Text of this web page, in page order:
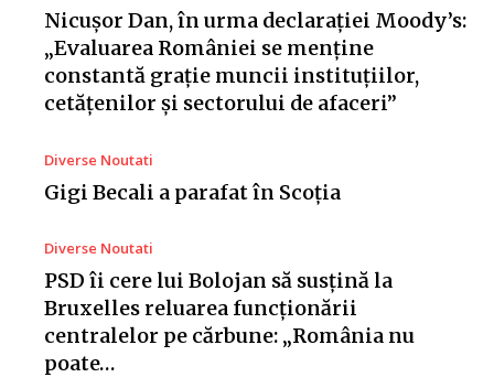
Nicușor Dan, în urma declarației Moody’s:
„Evaluarea României se menține
constantă grație muncii instituțiilor,
cetățenilor și sectorului de afaceri”
Diverse Noutati
Gigi Becali a parafat în Scoția
Diverse Noutati
PSD îi cere lui Bolojan să susțină la
Bruxelles reluarea funcționării
centralelor pe cărbune: „România nu
poate…